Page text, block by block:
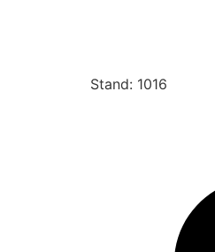
Stand: 1016